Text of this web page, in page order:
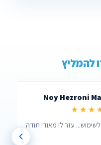
להמליץ
Lidor
דרך האתר שאגב היה ממש
וממש עזר לי , בזכותו הצלחתי